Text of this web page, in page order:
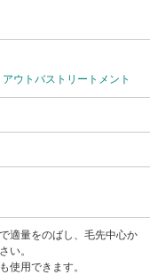
アウトバストリートメント
適量をのばし、毛先中心か
い。
使用できます。